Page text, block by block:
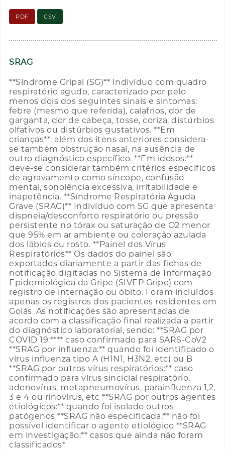
PDF CSV
SRAG
**Síndrome Gripal (SG)** Indivíduo com quadro
respiratório agudo, caracterizado por pelo
menos dois dos seguintes sinais e sintomas:
febre (mesmo que referida), calafrios, dor de
garganta, dor de cabeça, tosse, coriza, distúrbios
olfativos ou distúrbios gustativos. **Em
crianças**: além dos itens anteriores considera-
se também obstrução nasal, na ausência de
outro diagnóstico específico. **Em idosos:**
deve-se considerar também critérios específicos
de agravamento como síncope, confusão
mental, sonolência excessiva, irritabilidade e
inapetência. **Síndrome Respiratória Aguda
Grave (SRAG)** Indivíduo com SG que apresenta
dispneia/desconforto respiratório ou pressão
persistente no tórax ou saturação de O2 menor
que 95% em ar ambiente ou coloração azulada
dos lábios ou rosto. **Painel dos Vírus
Respiratórios** Os dados do painel são
exportados diariamente a partir das fichas de
notificação digitadas no Sistema de Informação
Epidemiológica da Gripe (SIVEP Gripe) com
registro de internação ou óbito. Foram incluídos
apenas os registros dos pacientes residentes em
Goiás. As notificações são apresentadas de
acordo com a classificação final realizada a partir
do diagnóstico laboratorial, sendo: **SRAG por
COVID 19:**** caso confirmado para SARS-CoV2
**SRAG por influenza:** quando foi identificado o
vírus influenza tipo A (H1N1, H3N2, etc) ou B
**SRAG por outros vírus respiratórios:** caso
confirmado para vírus sincicial respiratório,
adenovírus, metapneumovírus, parainfluenza 1,2,
3 e 4 ou rinovírus, etc **SRAG por outros agentes
etiológicos:** quando foi isolado outros
patógenos **SRAG não especificada:** não foi
possível identificar o agente etiológico **SRAG
em investigação:** casos que ainda não foram
classificados*